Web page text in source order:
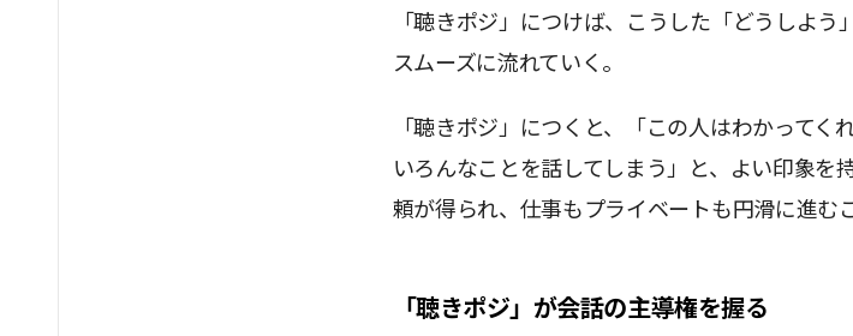
「聴きポジ」につけば、こうした「どうしよ
スムーズに流れていく。
「聴きポジ」につくと、「この人はわかってく
いろんなことを話してしまう」と、よい印象を
頼が得られ、仕事もプライベートも円滑に進む
「聴きポジ」が会話の主導権を握る